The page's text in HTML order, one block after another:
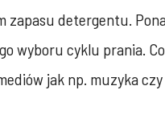
zapasu detergentu.
wyboru cyklu prania.
jak np. muzyka